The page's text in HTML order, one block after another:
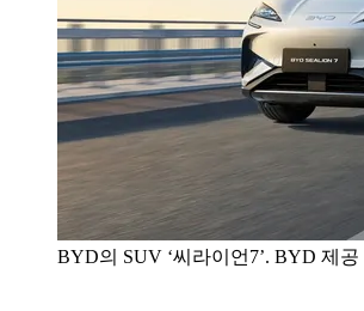
BYD의 SUV ‘씨라이언7’. BYD 제공